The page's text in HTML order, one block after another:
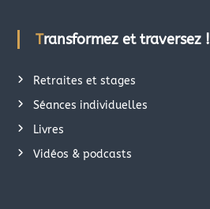
Transformez et traversez !
Retraites et stages
Séances individuelles
Livres
Vidéos & podcasts